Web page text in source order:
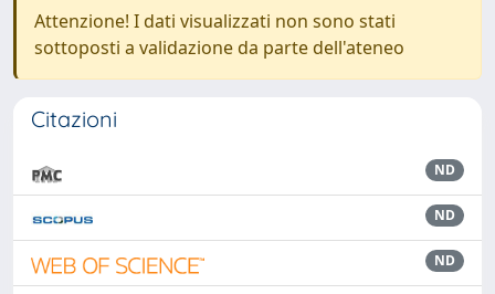
Attenzione! I dati visualizzati non sono stati
sottoposti a validazione da parte dell'ateneo
Citazioni
ND
ND
ND